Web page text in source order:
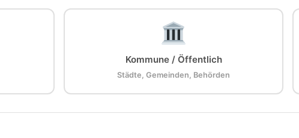
Kommune / Öffentlich
Städte, Gemeinden, Behörden